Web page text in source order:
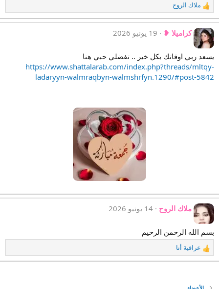
ا
ل
ت
ف
ا
ل
ا
ت
ملاك الروح
كراميلا ❥ 19 يونيو 2026
يسعد ربي اوقاتك بكل خير .. تفضلي حبي هنا
https://www.shattalarab.com/index.php?threads/mltqy-
ladaryyn-walmraqbyn-walmshrfyn.1290/#post-5842
ملاك الروح 14 يونيو 2026
بسم الله الرحمن الرحيم
ا
ل
ا
عراقية أنا